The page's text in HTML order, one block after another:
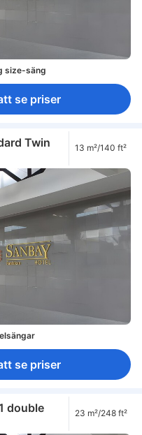
size-säng
se priser
Twin
13 m²/140 ft²
se priser
double
23 m²/248 ft²